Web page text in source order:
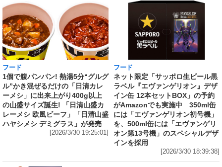
フード
1個で腹パンパン! 熱湯5分“グルグ
ル”かき混ぜるだけの「日清カレ
ーメシ」に出来上がり400g以上
の山盛サイズ誕生! 「日清山盛カ
レーメシ 欧風ビーフ」「日清山盛
ハヤシメシ デミグラス」が発売
[2026/3/30 19:25:01]
フード
ネット限定「サッポロ生ビール黒
ラベル『エヴァンゲリオン』デザ
イン缶 12本セットBOX」の予約
がAmazonでも実施中 350ml缶
には「エヴァンゲリオン初号機」
を、500ml缶には「エヴァンゲリ
オン第13号機」のスペシャルデザ
インを採用
[2026/3/30 18:39:38]